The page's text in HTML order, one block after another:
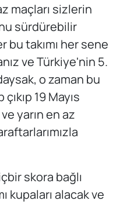
maçları sizlerin
sürdürebilir
bu takımı her sene
ve Türkiye'nin 5.
o zaman bu
19 Mayıs
yarın en az
skora bağlı
kupaları alacak ve